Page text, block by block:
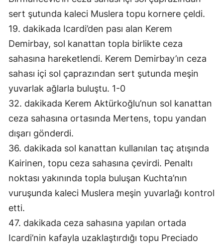
sert şutunda kaleci Muslera topu kornere çeldi.
19. dakikada Icardi’den pası alan Kerem
Demirbay, sol kanattan topla birlikte ceza
sahasına hareketlendi. Kerem Demirbay’ın ceza
sahası içi sol çaprazından sert şutunda meşin
yuvarlak ağlarla buluştu. 1-0
32. dakikada Kerem Aktürkoğlu’nun sol kanattan
ceza sahasına ortasında Mertens, topu yandan
dışarı gönderdi.
36. dakikada sol kanattan kullanılan taç atışında
Kairinen, topu ceza sahasına çevirdi. Penaltı
noktası yakınında topla buluşan Kuchta’nın
vuruşunda kaleci Muslera meşin yuvarlağı kontrol
etti.
47. dakikada ceza sahasına yapılan ortada
Icardi’nin kafayla uzaklaştırdığı topu Preciado